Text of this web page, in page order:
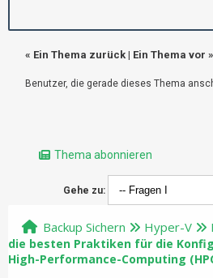
« Ein Thema zurück | Ein Thema vor »
Benutzer, die gerade dieses Thema
Thema abonnieren
Gehe zu:
Backup Sichern Hyper-V
die besten Praktiken für die
High-Performance-Computing